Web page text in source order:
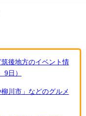
後地方のイベント情
日）
川市」などのグルメ